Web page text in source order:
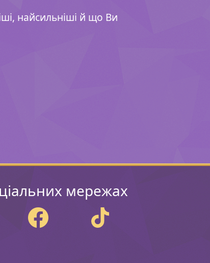
найсильніші й що Ви
мережах